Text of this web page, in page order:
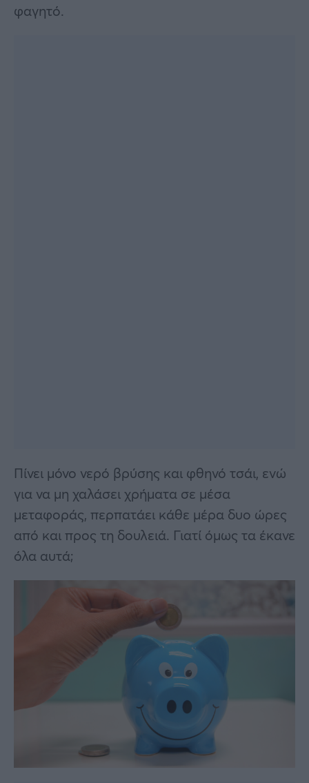
φαγητό.
Πίνει μόνο νερό βρύσης και φθηνό τσάι, ενώ
για να μη χαλάσει χρήματα σε μέσα
μεταφοράς, περπατάει κάθε μέρα δυο ώρες
από και προς τη δουλειά. Γιατί όμως τα έκανε
όλα αυτά;